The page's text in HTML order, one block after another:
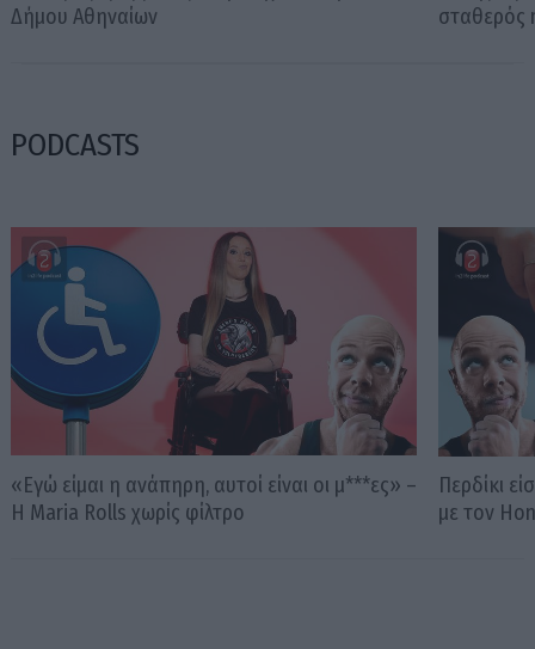
Δήμου Αθηναίων
σταθερός
PODCASTS
«Εγώ είμαι η ανάπηρη, αυτοί είναι οι μ***ες» –
Η Maria Rolls χωρίς φίλτρο
Περδίκι
με τον